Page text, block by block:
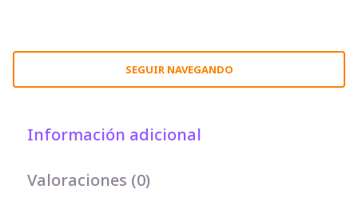
SEGUIR NAVEGANDO
Información adicional
Valoraciones (0)